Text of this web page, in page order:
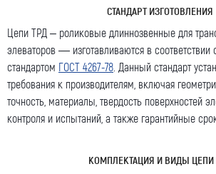
СТАНДАРТ ИЗГОТОВЛЕНИЯ
Цепи ТРД – роликовые длиннозвенные для
элеваторов — изготавливаются в
стандартом ГОСТ 4267-78 . Данный стандарт
требования к производителям, включая
точность, материалы, твердость поверхностей
контроля и испытаний, а также гарантийные
КОМПЛЕКТАЦИЯ И ВИДЫ ЦЕПИ